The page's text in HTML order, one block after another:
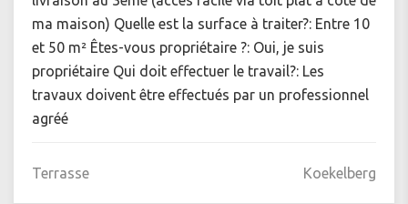
ma maison) Quelle est la surface à traiter?: Entre 10
et 50 m² Êtes-vous propriétaire ?: Oui, je suis
propriétaire Qui doit effectuer le travail?: Les
travaux doivent être effectués par un professionnel
agréé
Terrasse Koekelberg